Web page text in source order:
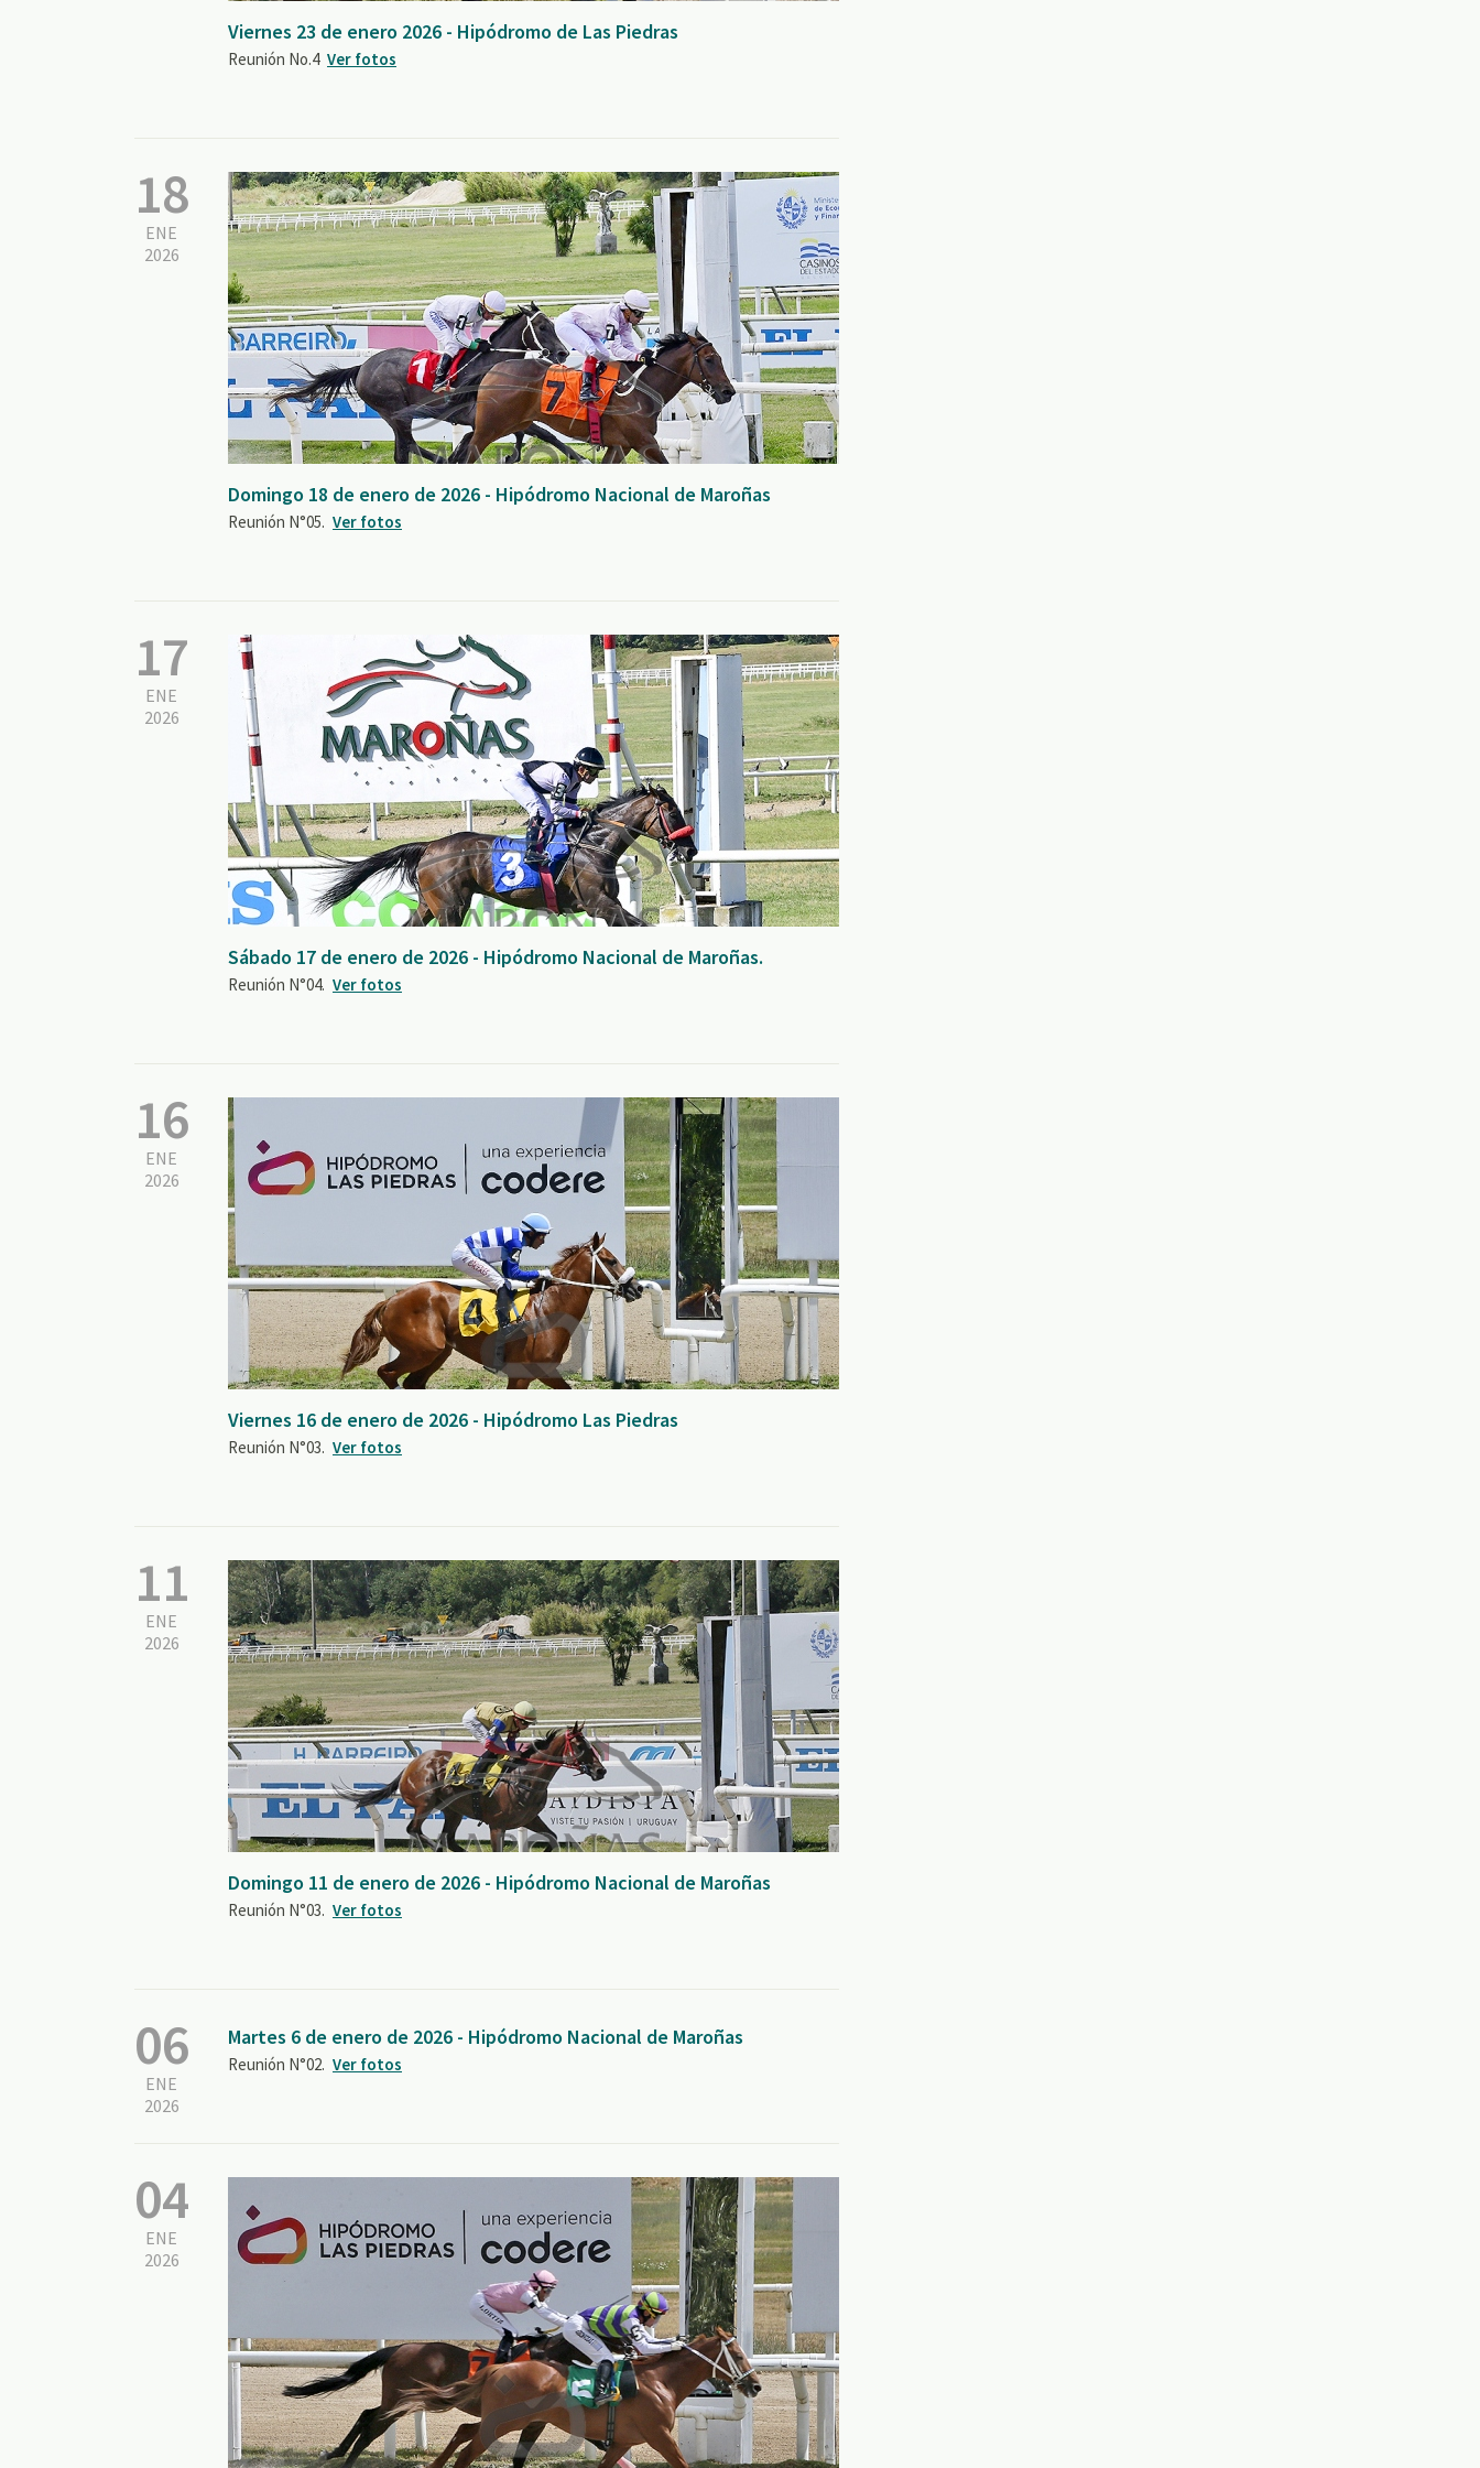
Viernes 23 de enero 2026 - Hipódromo de Las Piedras
Reunión No.4 Ver fotos
18
ENE
2026
Domingo 18 de enero de 2026 - Hipódromo Nacional de Maroñas
Reunión N°05. Ver fotos
17
ENE
2026
Sábado 17 de enero de 2026 - Hipódromo Nacional de Maroñas.
Reunión N°04. Ver fotos
16
ENE
2026
Viernes 16 de enero de 2026 - Hipódromo Las Piedras
Reunión N°03. Ver fotos
11
ENE
2026
Domingo 11 de enero de 2026 - Hipódromo Nacional de Maroñas
Reunión N°03. Ver fotos
06
ENE
2026
Martes 6 de enero de 2026 - Hipódromo Nacional de Maroñas
Reunión N°02. Ver fotos
04
ENE
2026